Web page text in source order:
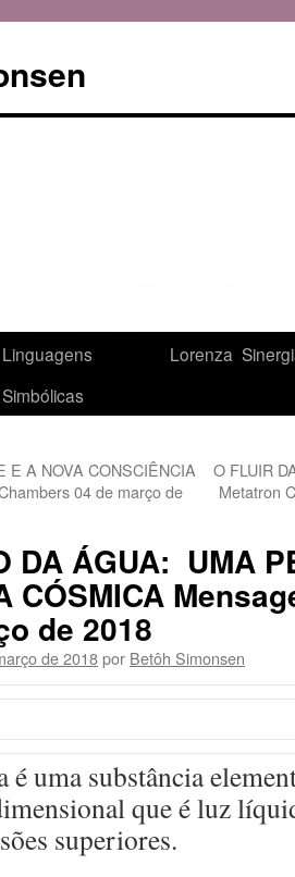
Linguagens
Simbólicas
Lorenza
E A NOVA CONSCIÊNCIA
04 de março de
O FLUIR
Metatron
DA ÁGUA: UMA
CÓSMICA
de 2018
de 2018por Betôh Simonsen
é uma substância
que é luz
superiores.